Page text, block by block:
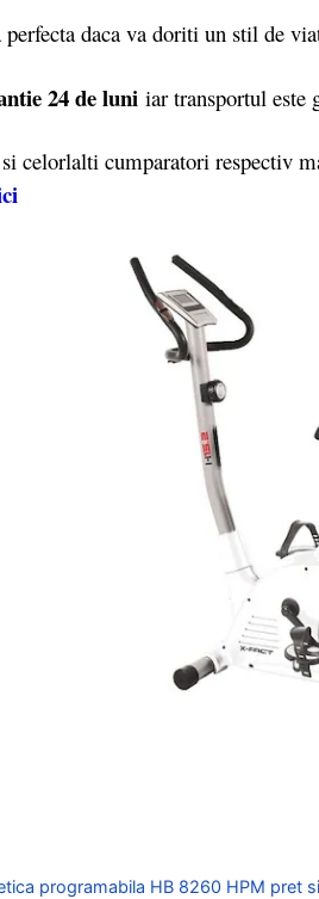
daca va doriti un stil de
24 de luni iar transportul este
celorlalti cumparatori respectiv
programabila HB 8260 HPM pret